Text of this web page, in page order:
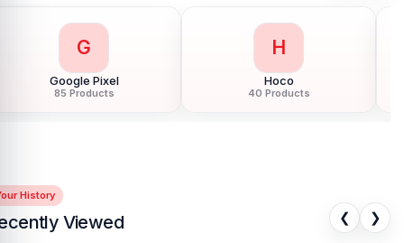
G
Google Pixel
85 Products
H
Hoco
40 Products
History
Viewed ❮ ❯